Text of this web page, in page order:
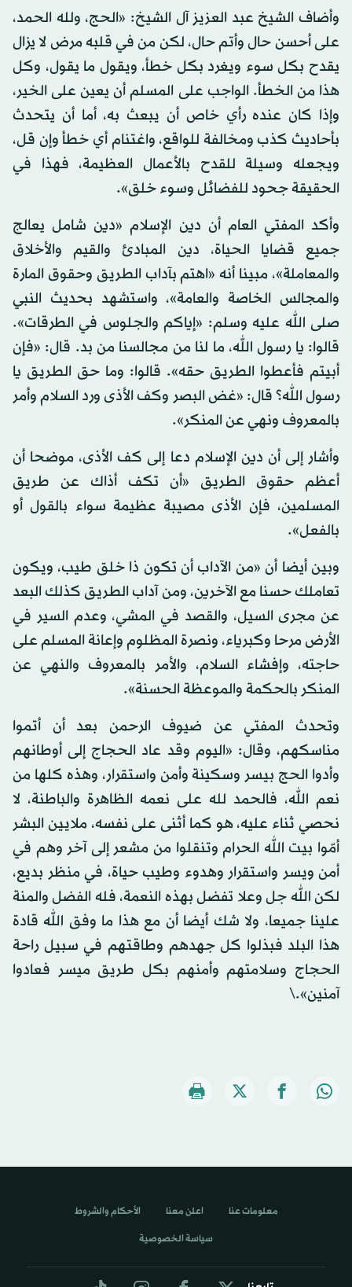
وأضاف الشيخ عبد العزيز آل الشيخ: «الحج، ولله الحمد،
على أحسن حال وأتم حال، لكن من في قلبه مرض لا يزال
يقدح بكل سوء ويغرد بكل خطأ، ويقول ما يقول، وكل
هذا من الخطأ. الواجب على المسلم أن يعين على الخير،
وإذا كان عنده رأي خاص أن يبعث به، أما أن يتحدث
بأحاديث كذب ومخالفة للواقع، واغتنام أي خطأ وإن قل،
ويجعله وسيلة للقدح بالأعمال العظيمة، فهذا في
الحقيقة جحود للفضائل وسوء خلق».
وأكد المفتي العام أن دين الإسلام «دين شامل يعالج
جميع قضايا الحياة، دين المبادئ والقيم والأخلاق
والمعاملة»، مبينا أنه «اهتم بآداب الطريق وحقوق المارة
والمجالس الخاصة والعامة»، واستشهد بحديث النبي
صلى الله عليه وسلم: «إياكم والجلوس في الطرقات».
قالوا: يا رسول الله، ما لنا من مجالسنا من بد. قال: «فإن
أبيتم فأعطوا الطريق حقه». قالوا: وما حق الطريق يا
رسول الله؟ قال: «غض البصر وكف الأذى ورد السلام وأمر
بالمعروف ونهي عن المنكر».
وأشار إلى أن دين الإسلام دعا إلى كف الأذى، موضحا أن
أعظم حقوق الطريق «أن تكف أذاك عن طريق
المسلمين، فإن الأذى مصيبة عظيمة سواء بالقول أو
بالفعل».
وبين أيضا أن «من الآداب أن تكون ذا خلق طيب، ويكون
تعاملك حسنا مع الآخرين، ومن آداب الطريق كذلك البعد
عن مجرى السيل، والقصد في المشي، وعدم السير في
الأرض مرحا وكبرياء، ونصرة المظلوم وإعانة المسلم على
حاجته، وإفشاء السلام، والأمر بالمعروف والنهي عن
المنكر بالحكمة والموعظة الحسنة».
وتحدث المفتي عن ضيوف الرحمن بعد أن أتموا
مناسكهم، وقال: «اليوم وقد عاد الحجاج إلى أوطانهم
وأدوا الحج بيسر وسكينة وأمن واستقرار، وهذه كلها من
نعم الله، فالحمد لله على نعمه الظاهرة والباطنة، لا
نحصي ثناء عليه، هو كما أثنى على نفسه، ملايين البشر
أمّوا بيت الله الحرام وتنقلوا من مشعر إلى آخر وهم في
أمن ويسر واستقرار وهدوء وطيب حياة، في منظر بديع،
لكن الله جل وعلا تفضل بهذه النعمة، فله الفضل والمنة
علينا جميعا، ولا شك أيضا أن مع هذا ما وفق الله قادة
هذا البلد فبذلوا كل جهدهم وطاقتهم في سبيل راحة
الحجاج وسلامتهم وأمنهم بكل طريق ميسر فعادوا
آمنين».\
معلومات عنا اعلن معنا الأحكام والشروط
سياسة الخصوصية